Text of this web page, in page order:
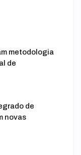
metodologia
de
de
novas